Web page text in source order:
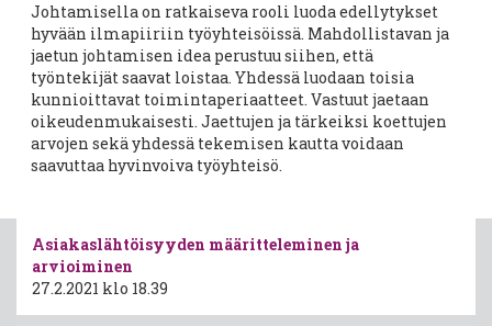
Johtamisella on ratkaiseva rooli luoda edellytykset
hyvään ilmapiiriin työyhteisöissä. Mahdollistavan ja
jaetun johtamisen idea perustuu siihen, että
työntekijät saavat loistaa. Yhdessä luodaan toisia
kunnioittavat toimintaperiaatteet. Vastuut jaetaan
oikeudenmukaisesti. Jaettujen ja tärkeiksi koettujen
arvojen sekä yhdessä tekemisen kautta voidaan
saavuttaa hyvinvoiva työyhteisö.
Asiakaslähtöisyyden määritteleminen ja
arvioiminen
27.2.2021 klo 18.39